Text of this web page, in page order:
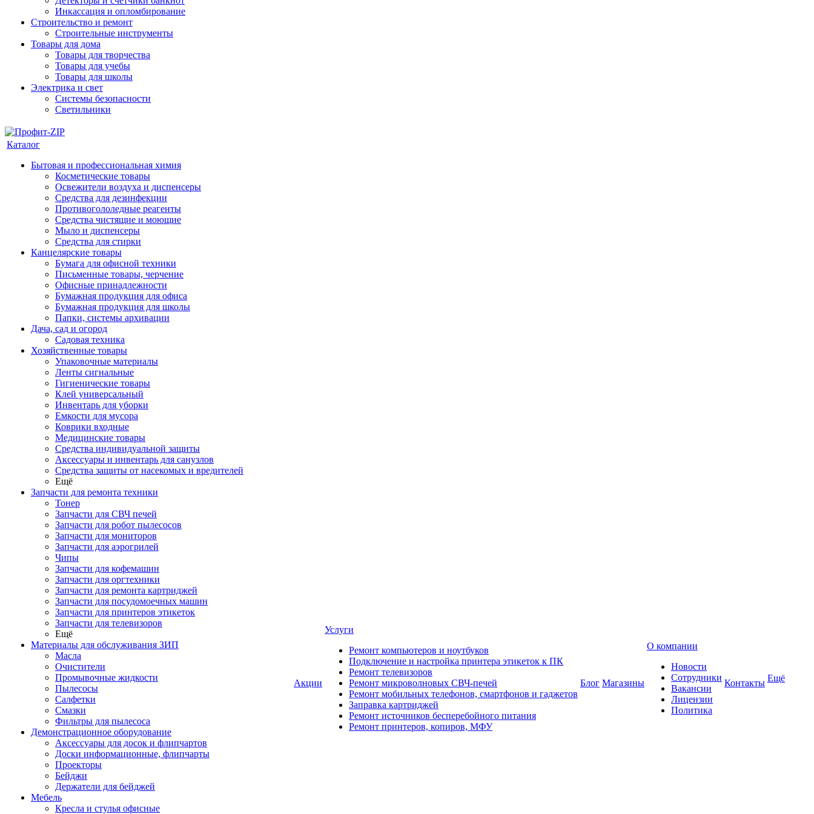
Инкассация и опломбирование
Строительство и ремонт
Строительные инструменты
Товары для дома
Товары для творчества
Товары для учебы
Товары для школы
Электрика и свет
Системы безопасности
Светильники
Каталог
Бытовая и профессиональная химия
Косметические товары
Освежители воздуха и диспенсеры
Средства для дезинфекции
Противогололедные реагенты
Средства чистящие и моющие
Мыло и диспенсеры
Средства для стирки
Канцелярские товары
Бумага для офисной техники
Письменные товары, черчение
Офисные принадлежности
Бумажная продукция для офиса
Бумажная продукция для школы
Папки, системы архивации
Дача, сад и огород
Садовая техника
Хозяйственные товары
Упаковочные материалы
Ленты сигнальные
Гигиенические товары
Клей универсальный
Инвентарь для уборки
Емкости для мусора
Коврики входные
Медицинские товары
Средства индивидуальной защиты
Аксессуары и инвентарь для санузлов
Средства защиты от насекомых и вредителей
Ещё
Запчасти для ремонта техники
Тонер
Запчасти для СВЧ печей
Запчасти для робот пылесосов
Запчасти для мониторов
Запчасти для аэрогрилей
Чипы
Запчасти для кофемашин
Запчасти для оргтехники
Запчасти для ремонта картриджей
Запчасти для посудомоечных машин
Запчасти для принтеров этикеток
Запчасти для телевизоров
Ещё
Материалы для обслуживания ЗИП
Масла
Очистители
Промывочные жидкости
Пылесосы
Салфетки
Смазки
Фильтры для пылесоса
Демонстрационное оборудование
Аксессуары для досок и флипчартов
Доски информационные, флипчарты
Проекторы
Бейджи
Держатели для бейджей
Мебель
Кресла и стулья офисные
Акции
Услуги
Ремонт компьютеров и ноутбуков
Подключение и настройка принтера этикеток к ПК
Ремонт телевизоров
Ремонт микроволновых СВЧ-печей
Ремонт мобильных телефонов, смартфонов и гаджетов
Заправка картриджей
Ремонт источников бесперебойного питания
Ремонт принтеров, копиров, МФУ
Блог Магазины
О компании
Новости
Сотрудники
Вакансии
Лицензии
Политика
Контакты Ещё